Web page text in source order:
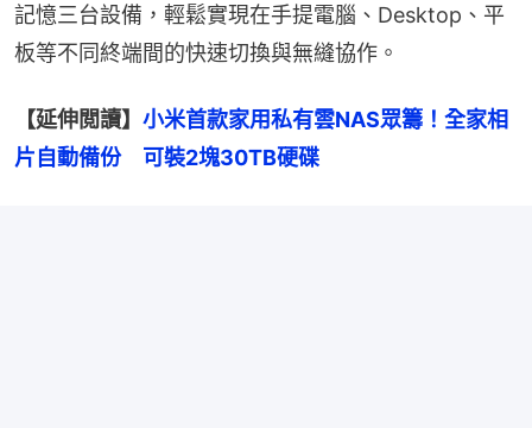
記憶三台設備，輕鬆實現在手提電腦、Desktop、平
板等不同終端間的快速切換與無縫協作。
【延伸閲讀】 小米首款家用私有雲NAS眾籌！全家相
片自動備份　可裝2塊30TB硬碟